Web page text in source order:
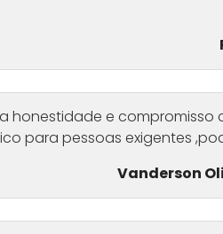
honestidade e compromisso
para pessoas exigentes
Vanderson